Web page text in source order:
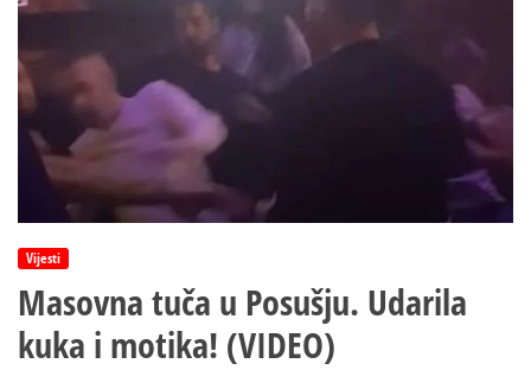
Vijesti
Masovna tuča u Posušju. Udarila
kuka i motika! (VIDEO)